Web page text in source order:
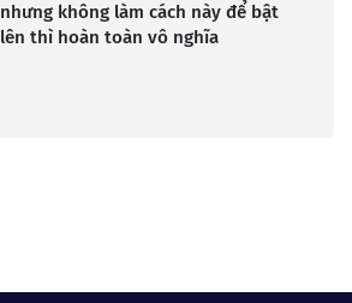
nhưng không làm cách này để bật
lên thì hoàn toàn vô nghĩa